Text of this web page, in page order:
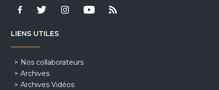
LIENS UTILES
Nos collaborateurs
Archives
Archives Vidéos